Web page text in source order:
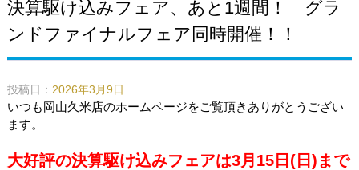
決算駆け込みフェア、あと1週間！ グラ
ンドファイナルフェア同時開催！！
投稿日： 2026年3月9日
いつも岡山久米店のホームページをご覧頂きありがとうござい
ます。
大好評の決算駆け込みフェアは3月15日(日)まで